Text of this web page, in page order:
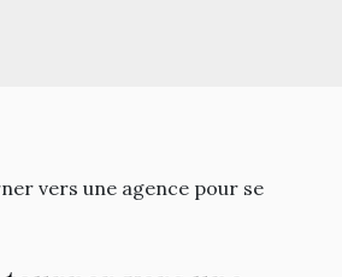
vers une agence pour se